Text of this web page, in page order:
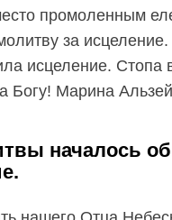
промоленным
за
исцеление. Стопа
Богу! Марина
началось